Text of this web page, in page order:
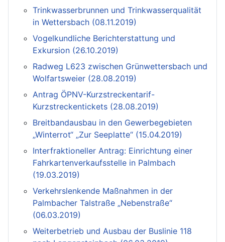
Trinkwasserbrunnen und Trinkwasserqualität
in Wettersbach (08.11.2019)
Vogelkundliche Berichterstattung und
Exkursion (26.10.2019)
Radweg L623 zwischen Grünwettersbach und
Wolfartsweier (28.08.2019)
Antrag ÖPNV-Kurzstreckentarif-
Kurzstreckentickets (28.08.2019)
Breitbandausbau in den Gewerbegebieten
„Winterrot“ „Zur Seeplatte“ (15.04.2019)
Interfraktioneller Antrag: Einrichtung einer
Fahrkartenverkaufsstelle in Palmbach
(19.03.2019)
Verkehrslenkende Maßnahmen in der
Palmbacher Talstraße „Nebenstraße“
(06.03.2019)
Weiterbetrieb und Ausbau der Buslinie 118